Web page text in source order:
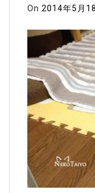
On 2014年5月